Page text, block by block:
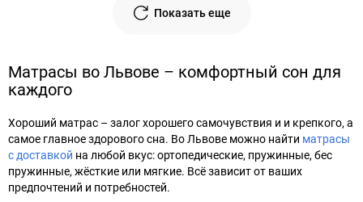
Показать еще
Матрасы во Львове – комфортный сон для
каждого
Хороший матрас – залог хорошего самочувствия и и крепкого, а
самое главное здорового сна. Во Львове можно найти матрасы
с доставкой на любой вкус: ортопедические, пружинные, бес
пружинные, жёсткие или мягкие. Всё зависит от ваших
предпочтений и потребностей.